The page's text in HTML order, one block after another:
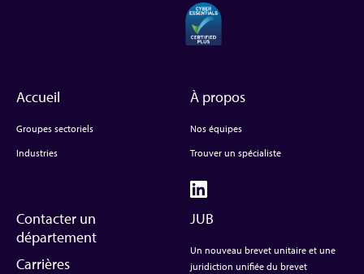
Accueil
Groupes sectoriels
Industries
À propos
Nos équipes
Trouver un spécialiste
Contacter un
département
Carrières
JUB
Un nouveau brevet unitaire et une
juridiction unifiée du brevet